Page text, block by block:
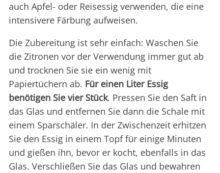
auch Apfel- oder Reisessig verwenden, die eine
intensivere Färbung aufweisen.
Die Zubereitung ist sehr einfach: Waschen Sie
die Zitronen vor der Verwendung immer gut ab
und trocknen Sie sie ein wenig mit
Papiertüchern ab. Für einen Liter Essig
benötigen Sie vier Stück. Pressen Sie den Saft in
das Glas und entfernen Sie dann die Schale mit
einem Sparschäler. In der Zwischenzeit erhitzen
Sie den Essig in einem Topf für einige Minuten
und gießen ihn, bevor er kocht, ebenfalls in das
Glas. Verschließen Sie das Glas und bewahren